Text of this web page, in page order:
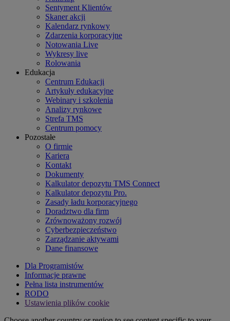
Sentyment Klientów
Skaner akcji
Kalendarz rynkowy
Zdarzenia korporacyjne
Notowania Live
Wykresy live
Rolowania
Edukacja
Centrum Edukacji
Artykuły edukacyjne
Webinary i szkolenia
Analizy rynkowe
Strefa TMS
Centrum pomocy
Pozostałe
O firmie
Kariera
Kontakt
Dokumenty
Kalkulator depozytu TMS Connect
Kalkulator depozytu Pro.
Zasady ładu korporacyjnego
Doradztwo dla firm
Zrównoważony rozwój
Cyberbezpieczeństwo
Zarządzanie aktywami
Dane finansowe
Dla Programistów
Informacje prawne
Pełna lista instrumentów
RODO
Ustawienia plików cookie